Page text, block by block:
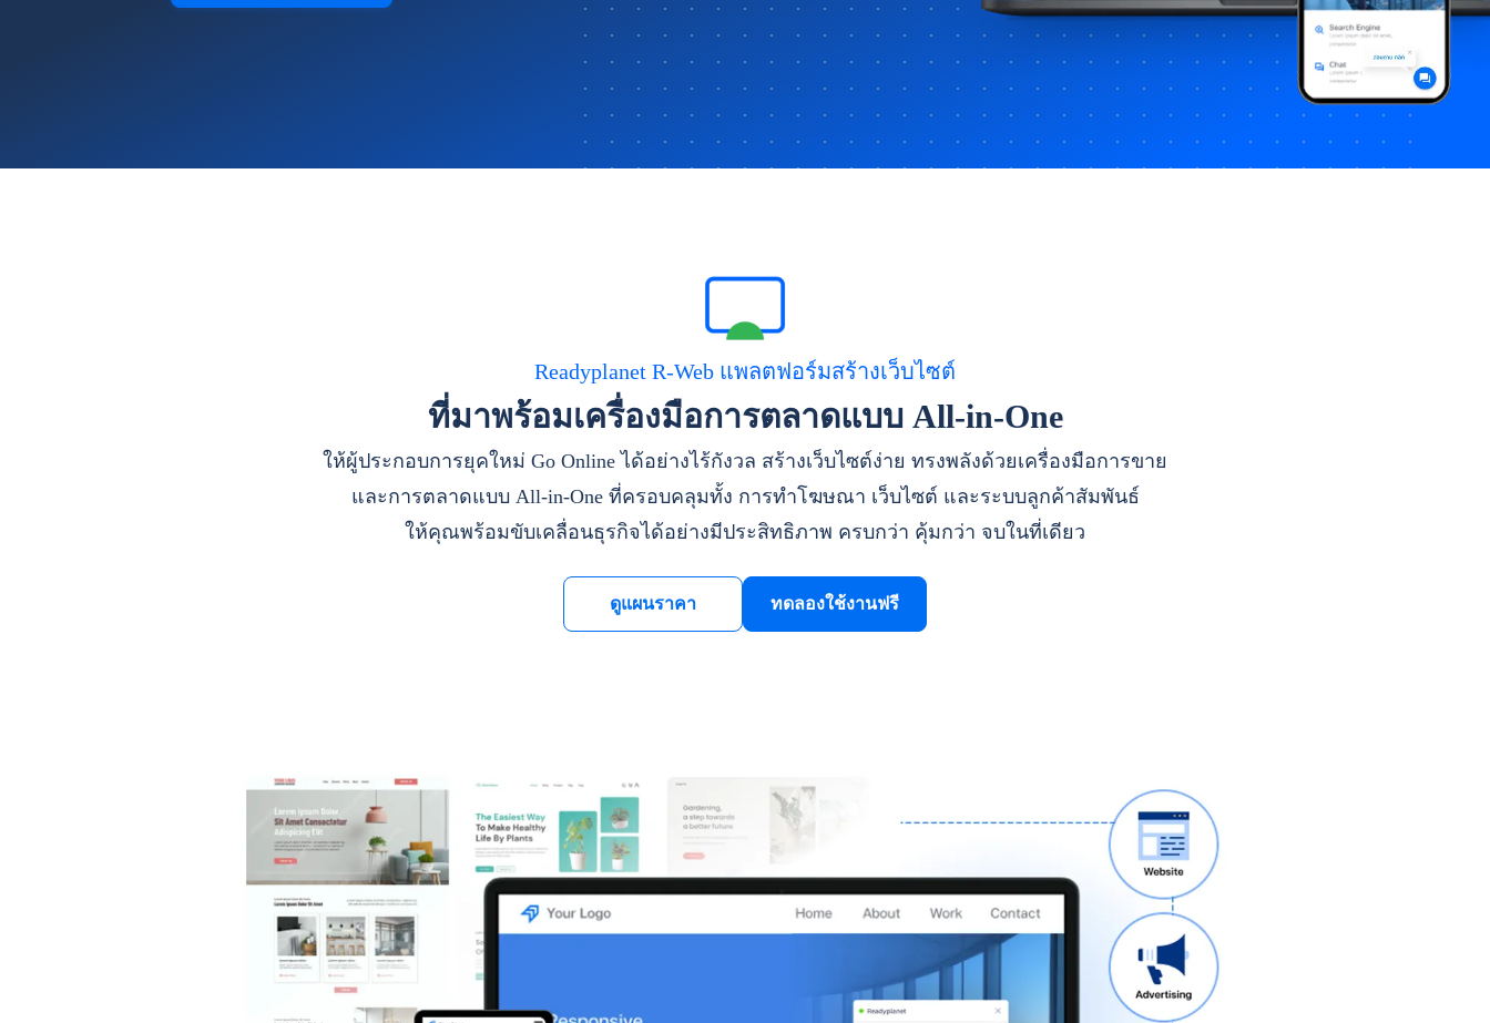
Readyplanet R-Web แพลตฟอร์มสร้างเว็บไซต์
ที่มาพร้อมเครื่องมือการตลาดแบบ All-in-One
ให้ผู้ประกอบการยุคใหม่ Go Online ได้อย่างไร้กังวล สร้างเว็บไซต์ง่าย ทรงพลังด้วยเครื่องมือการขาย
และการตลาดแบบ All-in-One ที่ครอบคลุมทั้ง การทำโฆษณา เว็บไซต์ และระบบลูกค้าสัมพันธ์
ให้คุณพร้อมขับเคลื่อนธุรกิจได้อย่างมีประสิทธิภาพ ครบกว่า คุ้มกว่า จบในที่เดียว
ดูแผนราคา ทดลองใช้งานฟรี